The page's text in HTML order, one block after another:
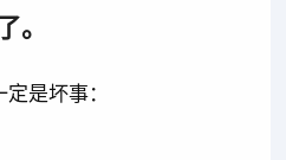
。
是坏事：